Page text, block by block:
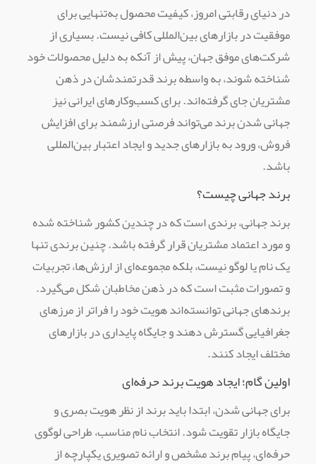
در دنیای رقابتی امروز، کیفیت محصول به‌تنهایی برای
موفقیت در بازارهای بین‌المللی کافی نیست. بسیاری از
شرکت‌های موفق جهان، پیش از آنکه به دلیل محصولات خود
شناخته شوند، به واسطه برند قدرتمندشان در ذهن
مشتریان جای گرفته‌اند. برای کسب‌وکارهای ایرانی نیز
جهانی شدن برند می‌تواند فرصتی ارزشمند برای افزایش
فروش، ورود به بازارهای جدید و ایجاد اعتبار بین‌المللی
باشد.
برند جهانی چیست؟
برند جهانی، برندی است که در چندین کشور شناخته شده
و مورد اعتماد مشتریان قرار گرفته باشد. چنین برندی تنها
یک نام یا لوگو نیست، بلکه مجموعه‌ای از ارزش‌ها، تجربیات
و تصورات مثبت است که در ذهن مخاطبان شکل می‌گیرد.
برندهای جهانی توانسته‌اند هویت خود را فراتر از مرزهای
جغرافیایی گسترش دهند و جایگاه پایداری در بازارهای
مختلف ایجاد کنند.
اولین گام؛ ایجاد هویت برند حرفه‌ای
برای جهانی شدن، ابتدا باید برند از نظر هویت بصری و
جایگاه بازار تقویت شود. انتخاب نام مناسب، طراحی لوگوی
حرفه‌ای، پیام برند مشخص و ارائه تصویری یکپارچه از